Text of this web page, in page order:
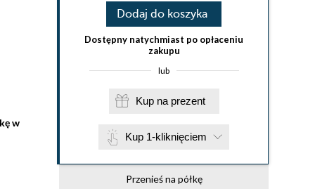
w
Dodaj do koszyka
Dostępny natychmiast po opłaceniu
zakupu
lub
Kup na prezent
Kup 1-kliknięciem
Przenieś na półkę